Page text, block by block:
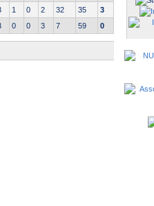
1 0 2 32 35
3
0 0 3 7 59 0